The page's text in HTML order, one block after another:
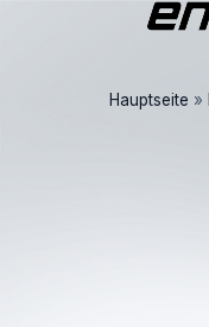
Hauptseite »